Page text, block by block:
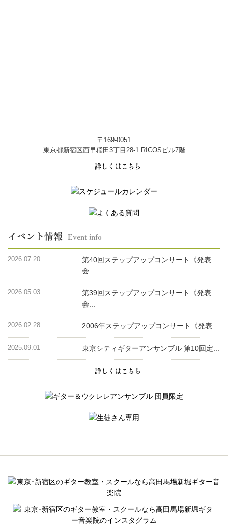
〒169-0051
東京都新宿区西早稲田3丁目28-1 RICOSビル7階
詳しくはこちら
イベント情報 Event info
2026.07.20
第40回ステップアップコンサート《発表
会...
2026.05.03
第39回ステップアップコンサート《発表
会...
2026.02.28 2006年ステップアップコンサート《発表...
2025.09.01 東京シティギターアンサンブル 第10回定...
詳しくはこちら